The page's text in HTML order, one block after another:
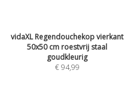
vidaXL Regendouchekop vierkant
50x50 cm roestvrij staal
goudkleurig
€ 94,99